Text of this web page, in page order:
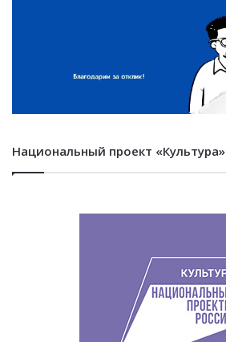
Национальный проект «Культура»